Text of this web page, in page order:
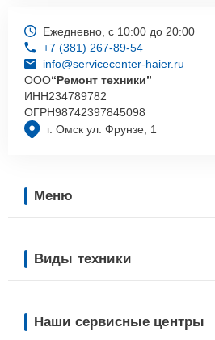
г. Омск ул. Фрунзе, 1
Ежедневно, с 10:00 до 20:00
+7 (381) 267-89-54
info@servicecenter-haier.ru
ООО“Ремонт техники”
ИНН234789782
ОГРН98742397845098
Меню
Виды техники
Наши сервисные центры